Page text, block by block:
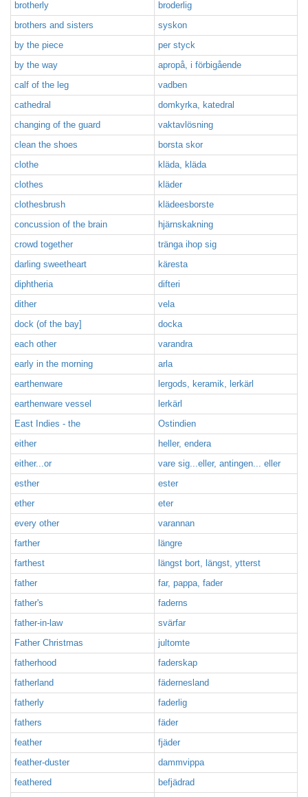
brotherly
broderlig
brothers and sisters
syskon
by the piece
per styck
by the way
apropå, i förbigående
calf of the leg
vadben
cathedral
domkyrka, katedral
changing of the guard
vaktavlösning
clean the shoes
borsta skor
clothe
kläda, kläda
clothes
kläder
clothesbrush
klädeesborste
concussion of the brain
hjärnskakning
crowd together
tränga ihop sig
darling sweetheart
käresta
diphtheria
difteri
dither
vela
dock (of the bay]
docka
each other
varandra
early in the morning
arla
earthenware
lergods, keramik, lerkärl
earthenware vessel
lerkärl
East Indies - the
Ostindien
either
heller, endera
either...or
vare sig...eller, antingen... eller
esther
ester
ether
eter
every other
varannan
farther
längre
farthest
längst bort, längst, ytterst
father
far, pappa, fader
father's
faderns
father-in-law
svärfar
Father Christmas
jultomte
fatherhood
faderskap
fatherland
fädernesland
fatherly
faderlig
fathers
fäder
feather
fjäder
feather-duster
dammvippa
feathered
befjädrad